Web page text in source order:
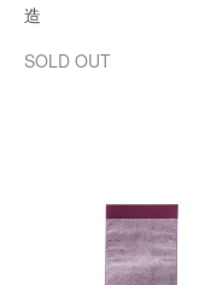
造
SOLD OUT